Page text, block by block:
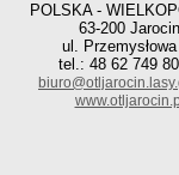
POLSKA -
63-200 Jarocin
ul.
tel.: 48 62 749